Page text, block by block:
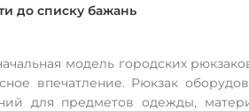
до списку бажань
модель городских
впечатление. Рюкзак
для предметов одежды,